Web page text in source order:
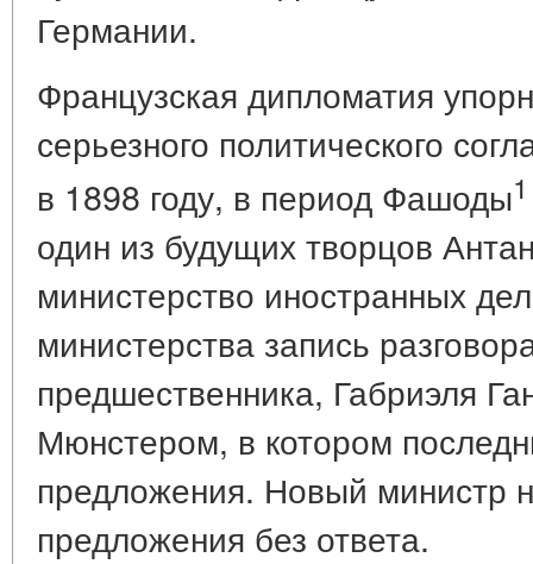
Германии.
Французская дипломатия
серьезного политического
в 1898 году, в период Фашоды1
один из будущих творцов
министерство иностранных
министерства запись
предшественника, Габриэля
Мюнстером, в котором
предложения. Новый министр
предложения без ответа.